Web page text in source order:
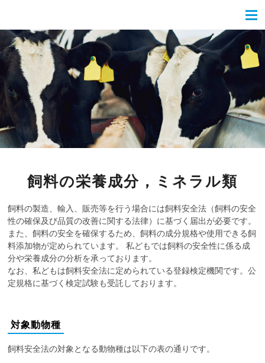
飼料の栄養成分，ミネラル類
飼料の製造、輸入、販売等を行う場合には飼料安全法（飼料の安全
性の確保及び品質の改善に関する法律）に基づく届出が必要です。
また、飼料の安全を確保するため、飼料の成分規格や使用できる飼
料添加物が定められています。 私どもでは飼料の安全性に係る成
分や栄養成分の分析を承っております。
なお、私どもは飼料安全法に定められている登録検定機関です。公
定規格に基づく検定試験も受託しております。
対象動物種
飼料安全法の対象となる動物種は以下の表の通りです。